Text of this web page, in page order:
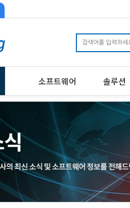
소프트웨어 솔루션